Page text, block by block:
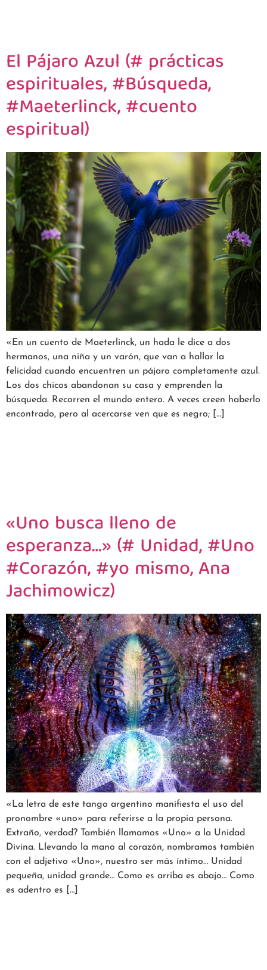
El Pájaro Azul (# prácticas
espirituales, #Búsqueda,
#Maeterlinck, #cuento
espiritual)
«En un cuento de Maeterlinck, un hada le dice a dos
hermanos, una niña y un varón, que van a hallar la
felicidad cuando encuentren un pájaro completamente azul.
Los dos chicos abandonan su casa y emprenden la
búsqueda. Recorren el mundo entero. A veces creen haberlo
encontrado, pero al acercarse ven que es negro; […]
«Uno busca lleno de
esperanza…» (# Unidad, #Uno
#Corazón, #yo mismo, Ana
Jachimowicz)
«La letra de este tango argentino manifiesta el uso del
pronombre «uno» para referirse a la propia persona.
Extraño, verdad? También llamamos «Uno» a la Unidad
Divina. Llevando la mano al corazón, nombramos también
con el adjetivo «Uno», nuestro ser más íntimo… Unidad
pequeña, unidad grande… Como es arriba es abajo… Como
es adentro es […]